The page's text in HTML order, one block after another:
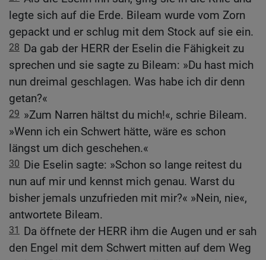
legte sich auf die Erde. Bileam wurde vom Zorn
gepackt und er schlug mit dem Stock auf sie ein.
28 Da gab der HERR der Eselin die Fähigkeit zu
sprechen und sie sagte zu Bileam: »Du hast mich
nun dreimal geschlagen. Was habe ich dir denn
getan?«
29 »Zum Narren hältst du mich!«, schrie Bileam.
»Wenn ich ein Schwert hätte, wäre es schon
längst um dich geschehen.«
30 Die Eselin sagte: »Schon so lange reitest du
nun auf mir und kennst mich genau. Warst du
bisher jemals unzufrieden mit mir?« »Nein, nie«,
antwortete Bileam.
31
Da öffnete der HERR ihm die Augen und er sah
den Engel mit dem Schwert mitten auf dem Weg